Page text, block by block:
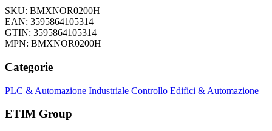
SKU: BMXNOR0200H
EAN: 3595864105314
GTIN: 3595864105314
MPN: BMXNOR0200H
Categorie
PLC & Automazione Industriale Controllo Edifici & Automazione
ETIM Group